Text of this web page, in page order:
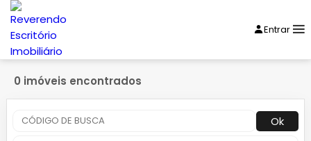
Entrar
0 imóveis encontrados
Ok